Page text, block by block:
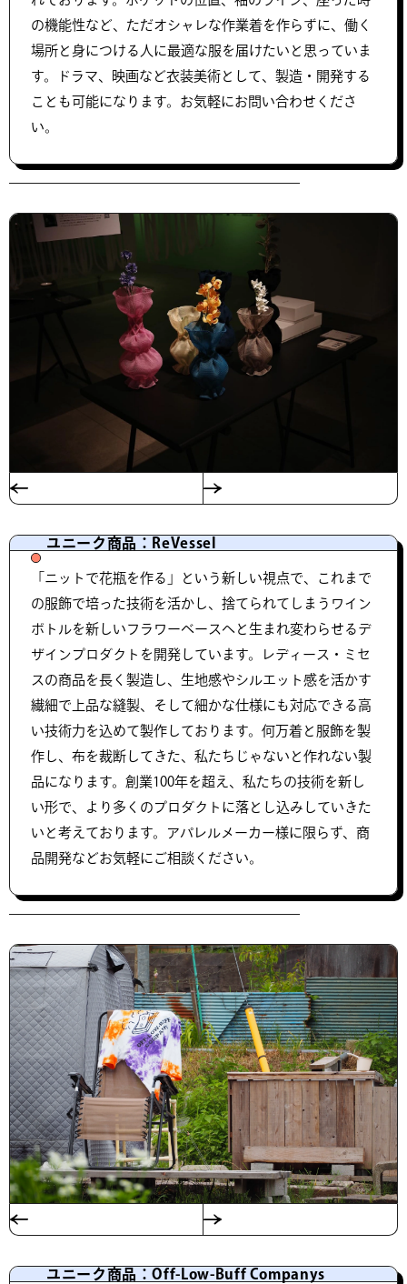
の機能性など、ただオシャレな作業着を作らずに、働く
場所と身につける人に最適な服を届けたいと思っていま
す。ドラマ、映画など衣装美術として、製造・開発する
ことも可能になります。お気軽にお問い合わせくださ
い。
ユニーク商品：ReVessel
「ニットで花瓶を作る」という新しい視点で、これまで
の服飾で培った技術を活かし、捨てられてしまうワイン
ボトルを新しいフラワーベースへと生まれ変わらせるデ
ザインプロダクトを開発しています。レディース・ミセ
スの商品を長く製造し、生地感やシルエット感を活かす
繊細で上品な縫製、そして細かな仕様にも対応できる高
い技術力を込めて製作しております。何万着と服飾を製
作し、布を裁断してきた、私たちじゃないと作れない製
品になります。創業100年を超え、私たちの技術を新し
い形で、より多くのプロダクトに落とし込みしていきた
いと考えております。アパレルメーカー様に限らず、商
品開発などお気軽にご相談ください。
ユニーク商品：Off-Low-Buff Companys